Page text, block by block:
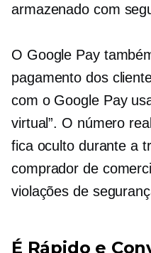
armazenado com
O Google Pay
pagamento dos
com o Google Pay
virtual”. O número
fica oculto durante a
comprador de
violações de
É Rápido e